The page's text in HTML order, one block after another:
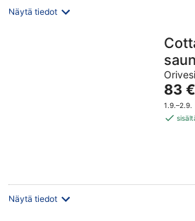
Näytä tiedot
Orivesi
Hinta
on
83 €
83 €
1.9.–2.9.
Näytä tiedot